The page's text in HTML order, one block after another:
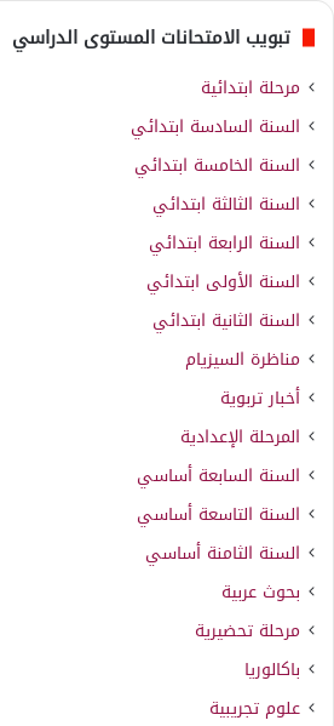
تبويب الامتحانات المستوى الدراسي
مرحلة ابتدائية
السنة السادسة ابتدائي
السنة الخامسة ابتدائي
السنة الثالثة ابتدائي
السنة الرابعة ابتدائي
السنة الأولى ابتدائي
السنة الثانية ابتدائي
مناظرة السيزيام
أخبار تربوية
المرحلة الإعدادية
السنة السابعة أساسي
السنة التاسعة أساسي
السنة الثامنة أساسي
بحوث عربية
مرحلة تحضيرية
باكالوريا
علوم تجريبية